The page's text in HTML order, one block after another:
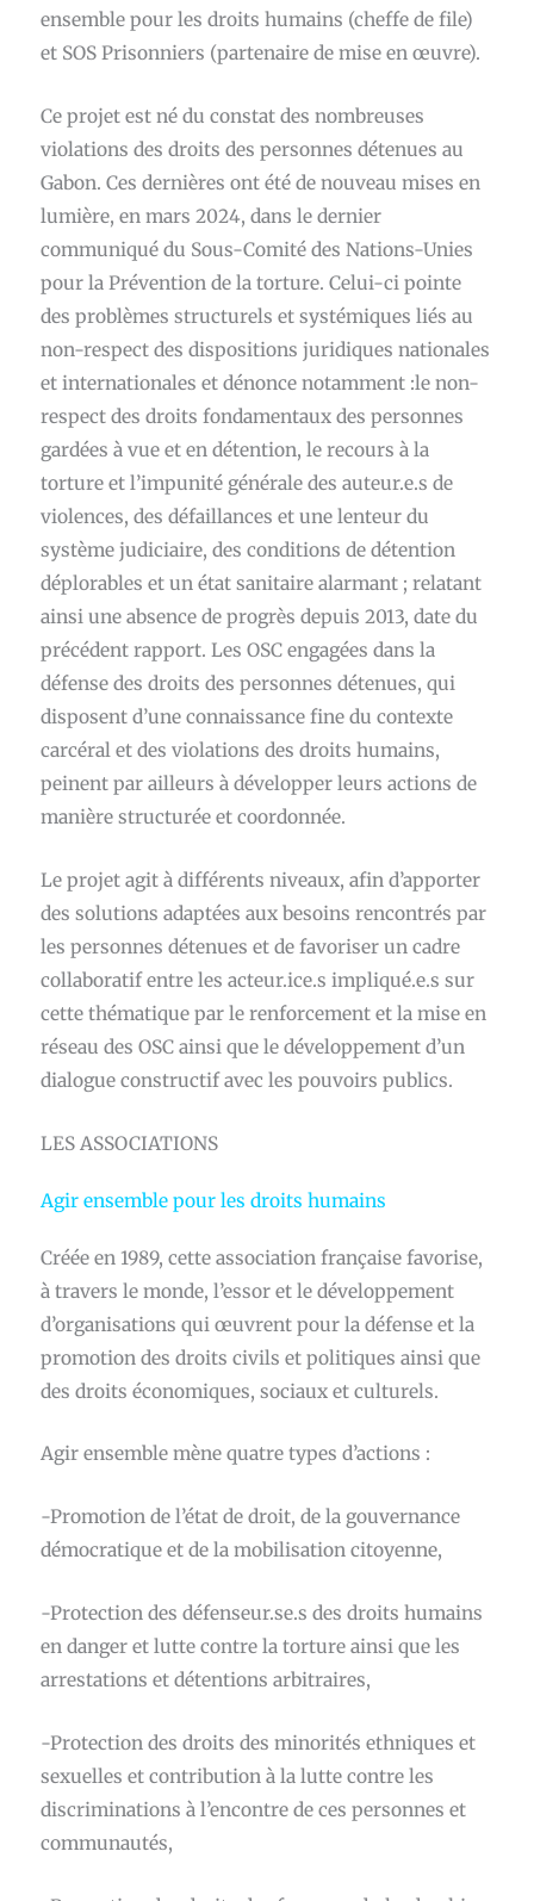
ensemble pour les droits humains (cheffe de file)
et SOS Prisonniers (partenaire de mise en œuvre).
Ce projet est né du constat des nombreuses
violations des droits des personnes détenues au
Gabon. Ces dernières ont été de nouveau mises en
lumière, en mars 2024, dans le dernier
communiqué du Sous-Comité des Nations-Unies
pour la Prévention de la torture. Celui-ci pointe
des problèmes structurels et systémiques liés au
non-respect des dispositions juridiques nationales
et internationales et dénonce notamment :le non-
respect des droits fondamentaux des personnes
gardées à vue et en détention, le recours à la
torture et l’impunité générale des auteur.e.s de
violences, des défaillances et une lenteur du
système judiciaire, des conditions de détention
déplorables et un état sanitaire alarmant ; relatant
ainsi une absence de progrès depuis 2013, date du
précédent rapport. Les OSC engagées dans la
défense des droits des personnes détenues, qui
disposent d’une connaissance fine du contexte
carcéral et des violations des droits humains,
peinent par ailleurs à développer leurs actions de
manière structurée et coordonnée.
Le projet agit à différents niveaux, afin d’apporter
des solutions adaptées aux besoins rencontrés par
les personnes détenues et de favoriser un cadre
collaboratif entre les acteur.ice.s impliqué.e.s sur
cette thématique par le renforcement et la mise en
réseau des OSC ainsi que le développement d’un
dialogue constructif avec les pouvoirs publics.
LES ASSOCIATIONS
Agir ensemble pour les droits humains
Créée en 1989, cette association française favorise,
à travers le monde, l’essor et le développement
d’organisations qui œuvrent pour la défense et la
promotion des droits civils et politiques ainsi que
des droits économiques, sociaux et culturels.
Agir ensemble mène quatre types d’actions :
-Promotion de l’état de droit, de la gouvernance
démocratique et de la mobilisation citoyenne,
-Protection des défenseur.se.s des droits humains
en danger et lutte contre la torture ainsi que les
arrestations et détentions arbitraires,
-Protection des droits des minorités ethniques et
sexuelles et contribution à la lutte contre les
discriminations à l’encontre de ces personnes et
communautés,